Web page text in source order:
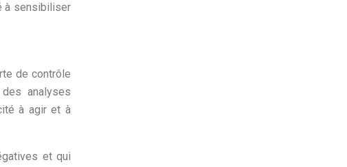
à sensibiliser
de contrôle
analyses
à agir et à
et qui